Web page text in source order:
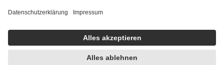
getroffen, um sicherzustellen, dass es sich um echte Bewertungen
https://help.etrusted.com/hc/de/articles/4419944605341
Einige Bilder und Inhalte wurden unter Zuhilfenahme künstlicher